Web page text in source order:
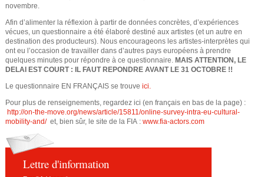
e
c
h
r
e
s
i
c
i
novembre.
Afin d’alimenter la réflexion à partir de données concrètes, d’expériences
vécues, un questionnaire a été élaboré destiné aux artistes (et un autre en
destination des producteurs). Nous encourageons les artistes-interprètes qui
ont eu l’occasion de travailler dans d’autres pays européens à prendre
quelques minutes pour répondre à ce questionnaire. MAIS ATTENTION, LE
DELAI EST COURT : IL FAUT REPONDRE AVANT LE 31 OCTOBRE !!
Le questionnaire EN FRANÇAIS se trouve ici.
Pour plus de renseignements, regardez ici (en français en bas de la page) :
http://on-the-move.org/news/article/15811/online-survey-intra-eu-cultural-
mobility-and/et, bien sûr, le site de la FIA :www.fia-actors.com
Lettre d'information